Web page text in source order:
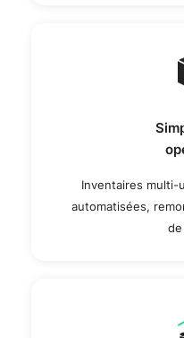
Inventaires multi-
automatisées,